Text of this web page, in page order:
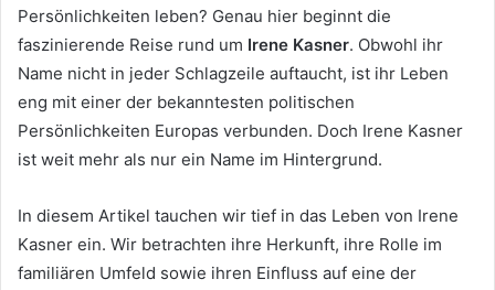
Persönlichkeiten leben? Genau hier beginnt die
faszinierende Reise rund um Irene Kasner. Obwohl ihr
Name nicht in jeder Schlagzeile auftaucht, ist ihr Leben
eng mit einer der bekanntesten politischen
Persönlichkeiten Europas verbunden. Doch Irene Kasner
ist weit mehr als nur ein Name im Hintergrund.
In diesem Artikel tauchen wir tief in das Leben von Irene
Kasner ein. Wir betrachten ihre Herkunft, ihre Rolle im
familiären Umfeld sowie ihren Einfluss auf eine der